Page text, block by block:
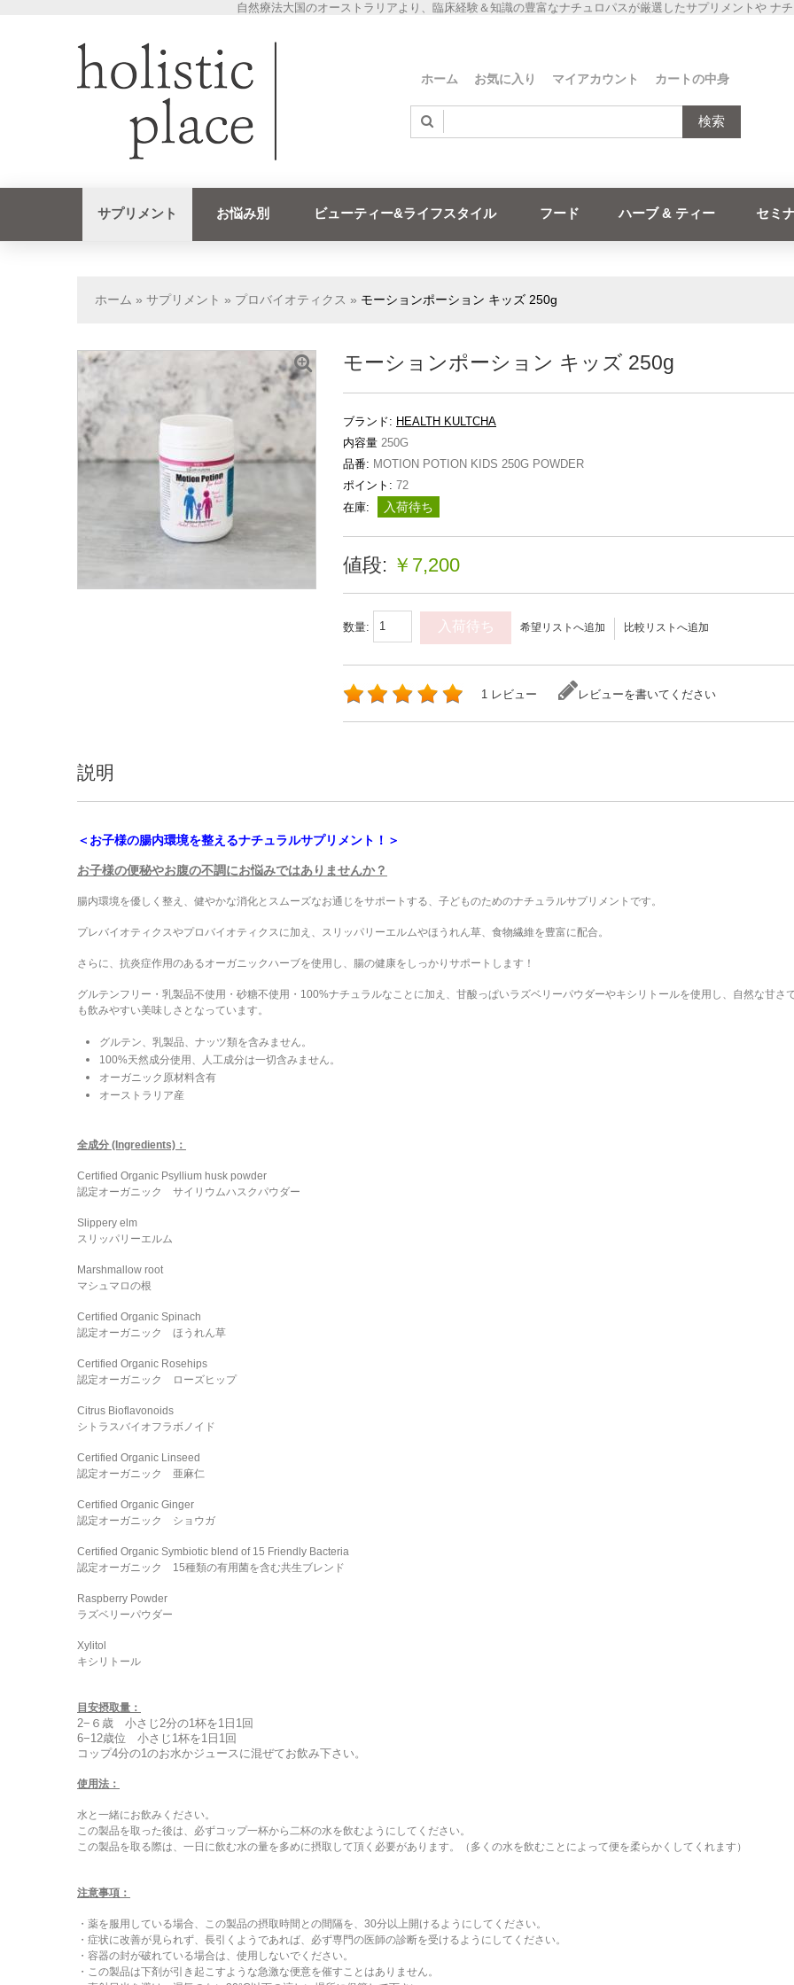
自然療法大国のオーストラリアより、臨床経験＆知識の豊富なナチュロパスが厳選したサプリメントや ナ
ホーム お気に入り マイアカウント カートの中身
検索
サプリメント お悩み別 ビューティー&ライフスタイル フード ハーブ & ティー セミ
ホーム » サプリメント » プロバイオティクス » モーションポーション キッズ 250g
モーションポーション キッズ 250g
ブランド: HEALTH KULTCHA
内容量 250G
品番: MOTION POTION KIDS 250G POWDER
ポイント: 72
在庫:
入荷待ち
値段: ￥7,200
数量: 入荷待ち 希望リストへ追加 比較リストへ追加
1 レビュー レビューを書いてください
説明
＜お子様の腸内環境を整えるナチュラルサプリメント！＞
お子様の便秘やお腹の不調にお悩みではありませんか？
腸内環境を優しく整え、健やかな消化とスムーズなお通じをサポートする、子どものためのナチュラルサプリメントです。
プレバイオティクスやプロバイオティクスに加え、スリッパリーエルムやほうれん草、食物繊維を豊富に配合。
さらに、抗炎症作用のあるオーガニックハーブを使用し、腸の健康をしっかりサポートします！
グルテンフリー・乳製品不使用・砂糖不使用・100%ナチュラルなことに加え、甘酸っぱいラズベリーパウダーやキシリトールを使用し、自然な甘さ
も飲みやすい美味しさとなっています。
グルテン、乳製品、ナッツ類を含みません。
100%天然成分使用、人工成分は一切含みません。
オーガニック原材料含有
オーストラリア産
全成分 (Ingredients)：
Certified Organic Psyllium husk powder
認定オーガニック サイリウムハスクパウダー
Slippery elm
スリッパリーエルム
Marshmallow root
マシュマロの根
Certified Organic Spinach
認定オーガニック ほうれん草
Certified Organic Rosehips
認定オーガニック ローズヒップ
Citrus Bioflavonoids
シトラスバイオフラボノイド
Certified Organic Linseed
認定オーガニック 亜麻仁
Certified Organic Ginger
認定オーガニック ショウガ
Certified Organic Symbiotic blend of 15 Friendly Bacteria
認定オーガニック 15種類の有用菌を含む共生ブレンド
Raspberry Powder
ラズベリーパウダー
Xylitol
キシリトール
目安摂取量：
2−６歳 小さじ2分の1杯を1日1回
6−12歳位 小さじ1杯を1日1回
コップ4分の1のお水かジュースに混ぜてお飲み下さい。
使用法：
水と一緒にお飲みください。
この製品を取った後は、必ずコップ一杯から二杯の水を飲むようにしてください。
この製品を取る際は、一日に飲む水の量を多めに摂取して頂く必要があります。（多くの水を飲むことによって便を柔らかくしてくれます）
注意事項：
・薬を服用している場合、この製品の摂取時間との間隔を、30分以上開けるようにしてください。
・症状に改善が見られず、長引くようであれば、必ず専門の医師の診断を受けるようにしてください。
・容器の封が破れている場合は、使用しないでください。
・この製品は下剤が引き起こすような急激な便意を催すことはありません。